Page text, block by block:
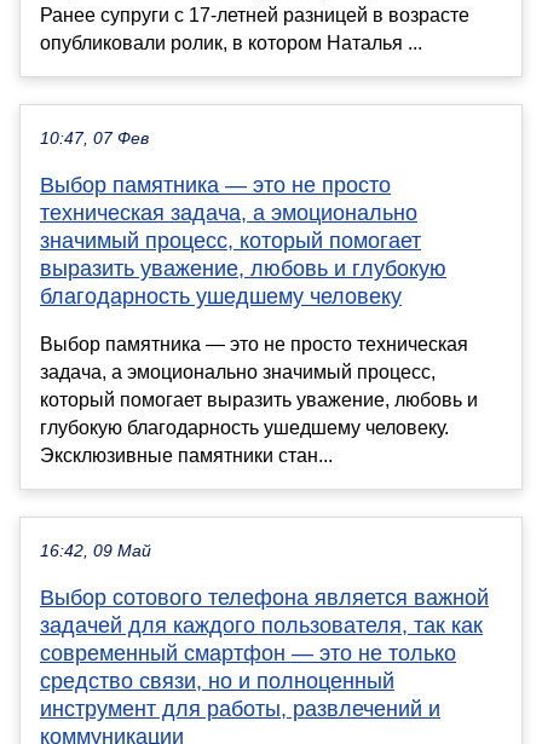
Ранее супруги с 17-летней разницей в возрасте
опубликовали ролик, в котором Наталья ...
10:47, 07 Фев
Выбор памятника — это не просто
техническая задача, а эмоционально
значимый процесс, который помогает
выразить уважение, любовь и глубокую
благодарность ушедшему человеку
Выбор памятника — это не просто техническая
задача, а эмоционально значимый процесс,
который помогает выразить уважение, любовь и
глубокую благодарность ушедшему человеку.
Эксклюзивные памятники стан...
16:42, 09 Май
Выбор сотового телефона является важной
задачей для каждого пользователя, так как
современный смартфон — это не только
средство связи, но и полноценный
инструмент для работы, развлечений и
коммуникации